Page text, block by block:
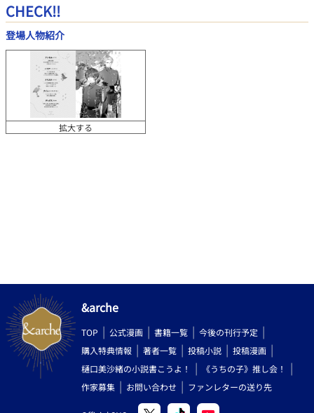
CHECK!!
登場人物紹介
拡大する
&arche
TOP 公式漫画 書籍一覧
今後の刊行予定
購入特典情報
著者一覧 投稿小説
投稿漫画
樋口美沙緒の小説書こうよ！
《うちの子》推し会！
作家募集
お問い合わせ ファンレターの送り先